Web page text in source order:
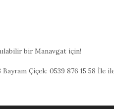
bir Manavgat için!
Çiçek: 0539 876 15 58 İle